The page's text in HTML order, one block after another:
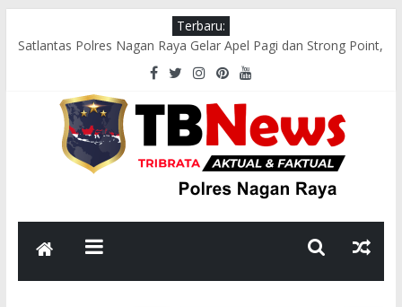
Terbaru:
Satlantas Polres Nagan Raya Gelar Apel Pagi dan Strong Point,
Pastikan Arus Lalu Lintas Lancar
Tim Patroli Perintis Presisi Sat Samapta Polres Nagan Raya
Gelar Patroli Guantibmas
Satlantas Polres Nagan Raya Laksanakan Pengaturan Lalu
Lintas di Titik Keramaian
Polsek Darul Makmur Sosialisasikan Pencegahan Karhutla
Bhabinkamtibmas Polsek Darul Makmur Sambangi Warga
Desa Alue Bilie, Sampaikan Pesan Kamtibmas